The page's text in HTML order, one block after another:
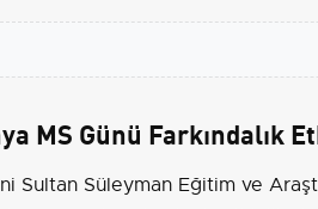
MS Günü Farkındalık
Sultan Süleyman Eğitim ve